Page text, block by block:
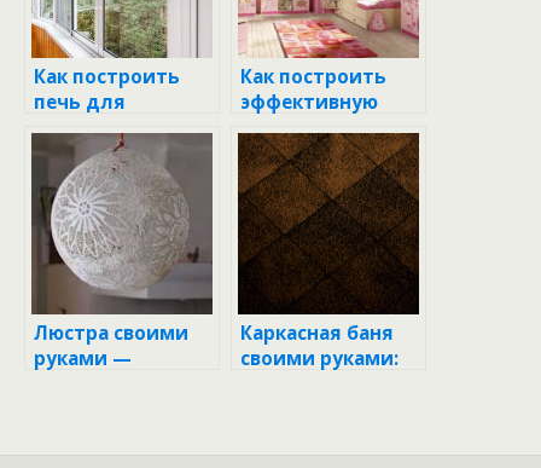
Как построить
печь для
бассейна своими
руками: советы и
пошаговая
инструкция
Как построить
эффективную
дренажную
систему на
участке своими
руками:
пошаговая
инструкция
Люстра своими
руками —
Каркасная баня
своими руками: